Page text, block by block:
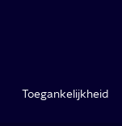
Toegankelijkheid